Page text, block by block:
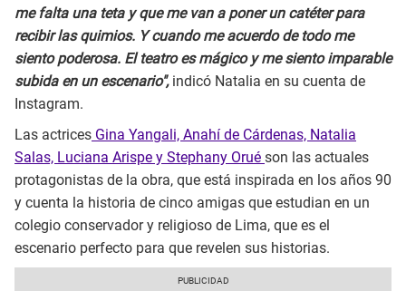
me falta una teta y que me van a poner un catéter para
recibir las quimios. Y cuando me acuerdo de todo me
siento poderosa. El teatro es mágico y me siento imparable
subida en un escenario", indicó Natalia en su cuenta de
Instagram.
Las actrices Gina Yangali, Anahí de Cárdenas, Natalia
Salas, Luciana Arispe y Stephany Orué son las actuales
protagonistas de la obra, que está inspirada en los años 90
y cuenta la historia de cinco amigas que estudian en un
colegio conservador y religioso de Lima, que es el
escenario perfecto para que revelen sus historias.